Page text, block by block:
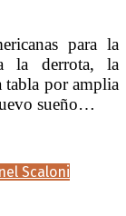
para la
la derrota, la
tabla por amplia
sueño…
Scaloni